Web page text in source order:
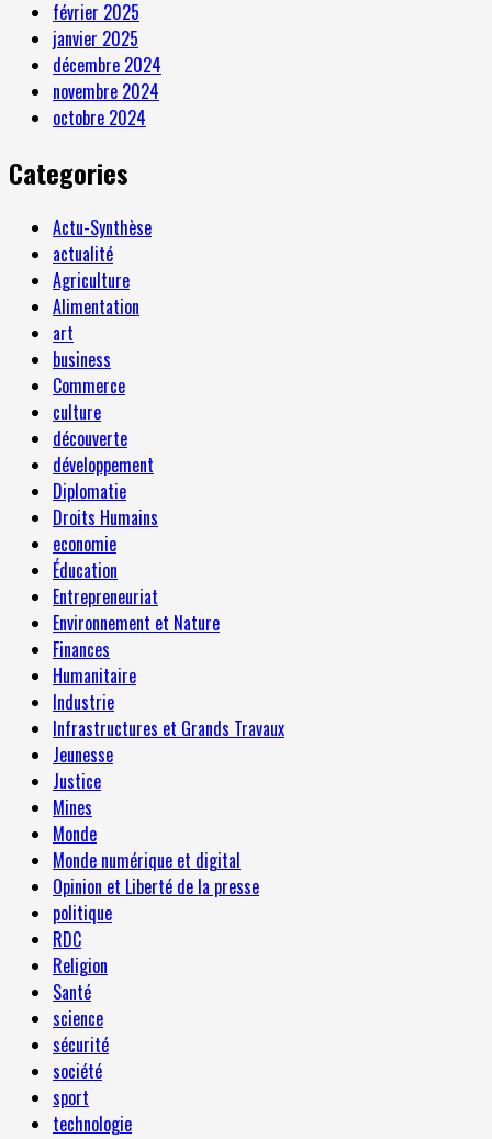
février 2025
janvier 2025
décembre 2024
novembre 2024
octobre 2024
Categories
Actu-Synthèse
actualité
Agriculture
Alimentation
art
business
Commerce
culture
découverte
développement
Diplomatie
Droits Humains
economie
Éducation
Entrepreneuriat
Environnement et Nature
Finances
Humanitaire
Industrie
Infrastructures et Grands Travaux
Jeunesse
Justice
Mines
Monde
Monde numérique et digital
Opinion et Liberté de la presse
politique
RDC
Religion
Santé
science
sécurité
société
sport
technologie